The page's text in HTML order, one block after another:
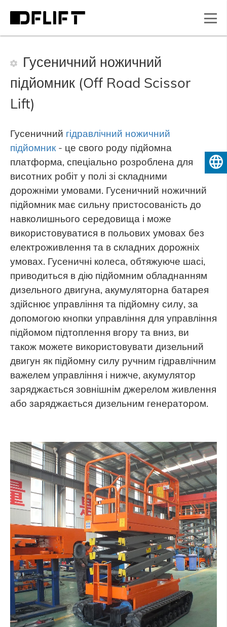
Гусеничний ножичний
підйомник (Off Road Scissor
Lift)
Гусеничний гідравлічний ножичний
підйомник- це свого роду підйомна
платформа, спеціально розроблена для
висотних робіт у полі зі складними
дорожніми умовами. Гусеничний ножичний
підйомник має сильну пристосованість до
навколишнього середовища і може
використовуватися в польових умовах без
електроживлення та в складних дорожніх
умовах. Гусеничні колеса, обтяжуюче шасі,
приводиться в дію підйомним обладнанням
дизельного двигуна, акумуляторна батарея
здійснює управління та підйомну силу, за
допомогою кнопки управління для управління
підйомом підтоплення вгору та вниз, ви
також можете використовувати дизельний
двигун як підйомну силу ручним гідравлічним
важелем управління і нижче, акумулятор
заряджається зовнішнім джерелом живлення
або заряджається дизельним генератором.
Українська